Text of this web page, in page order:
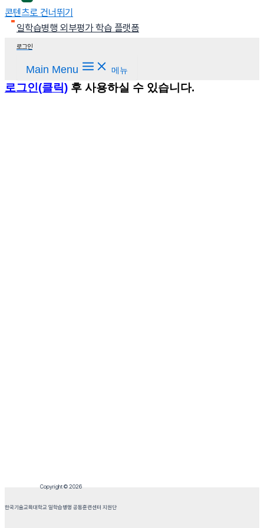
콘텐츠로 건너뛰기
일학습병행 외부평가 학습 플랫폼
로그인
Main Menu 메뉴
로그인(클릭) 후 사용하실 수 있습니다.
Copyright © 2026
한국기술교육대학교 일학습병행 공동훈련센터 지원단